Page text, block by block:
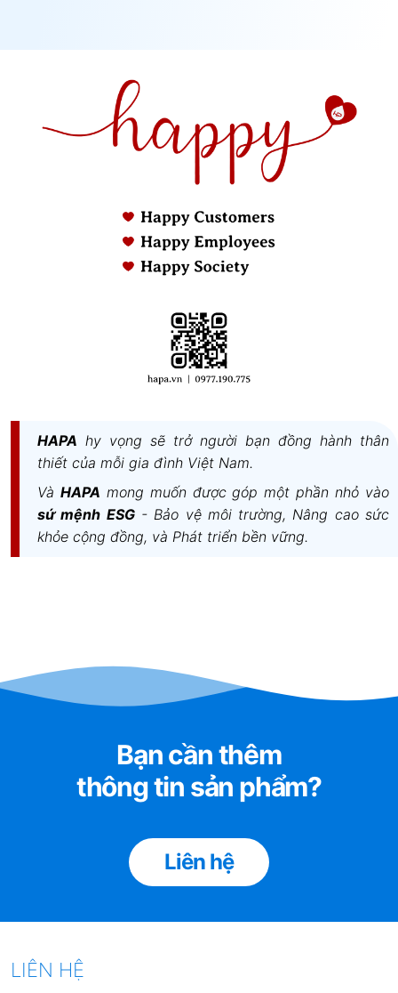
HAPA hy vọng sẽ trở người bạn đồng hành thân
thiết của mỗi gia đình Việt Nam.
Và HAPA mong muốn được góp một phần nhỏ vào
sứ mệnh ESG- Bảo vệ môi trường, Nâng cao sức
khỏe cộng đồng, và Phát triển bền vững.
Bạn cần thêm
thông tin sản phẩm?
Liên hệ
LIÊN HỆ